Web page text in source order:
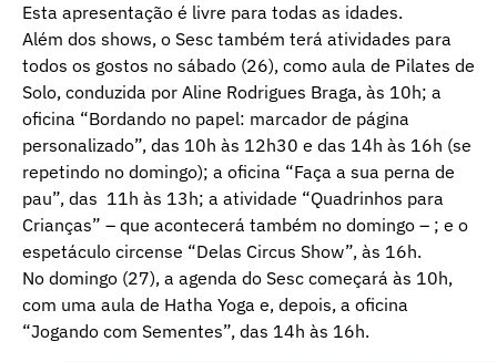
Esta apresentação é livre para todas as idades.
Além dos shows, o Sesc também terá atividades para
todos os gostos no sábado (26), como aula de Pilates de
Solo, conduzida por Aline Rodrigues Braga, às 10h; a
oficina “Bordando no papel: marcador de página
personalizado”, das 10h às 12h30 e das 14h às 16h (se
repetindo no domingo); a oficina “Faça a sua perna de
pau”, das 11h às 13h; a atividade “Quadrinhos para
Crianças” – que acontecerá também no domingo – ; e o
espetáculo circense “Delas Circus Show”, às 16h.
No domingo (27), a agenda do Sesc começará às 10h,
com uma aula de Hatha Yoga e, depois, a oficina
“Jogando com Sementes”, das 14h às 16h.